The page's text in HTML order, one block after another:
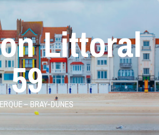
Littoral
59
– BRAY-DUNES